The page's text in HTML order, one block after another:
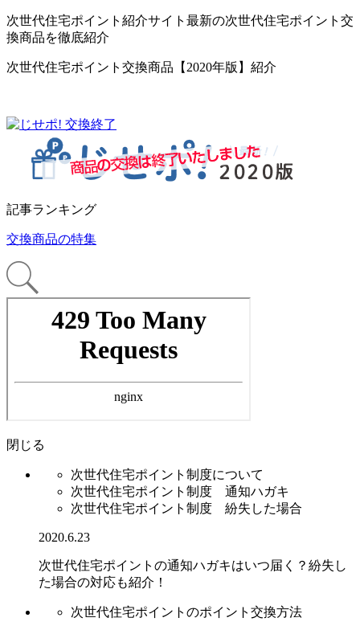
次世代住宅ポイント紹介サイト最新の次世代住宅ポイント交
換商品を徹底紹介
次世代住宅ポイント交換商品【2020年版】紹介
記事ランキング
交換商品の特集
閉じる
次世代住宅ポイント制度について
次世代住宅ポイント制度 通知ハガキ
次世代住宅ポイント制度 紛失した場合
2020.6.23
次世代住宅ポイントの通知ハガキはいつ届く？紛失し
た場合の対応も紹介！
次世代住宅ポイントのポイント交換方法